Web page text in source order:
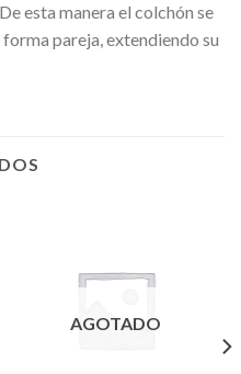
esta manera el colchón se
pareja, extendiendo su
AGOTADO